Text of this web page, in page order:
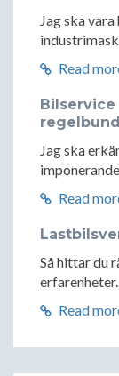
Jag ska
Read
Jag ska
Read
Så hittar du
Read